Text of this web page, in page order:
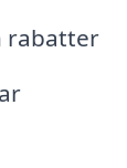
rabatter